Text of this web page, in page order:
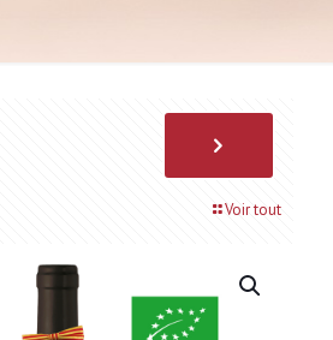
Voir tout